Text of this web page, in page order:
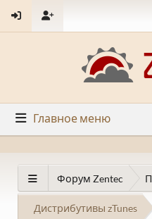
Главное меню
Форум Zentec
Дистрибутивы zTunes